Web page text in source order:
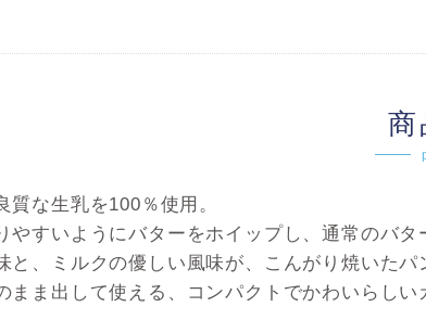
商
質な生乳を100％使用。
やすいようにバターをホイップし、通常のバタ
と、ミルクの優しい風味が、こんがり焼いたパ
まま出して使える、コンパクトでかわいらしい